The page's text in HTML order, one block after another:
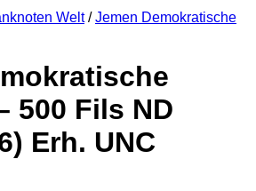
Welt / Jemen Demokratische
500 Fils ND
Erh. UNC